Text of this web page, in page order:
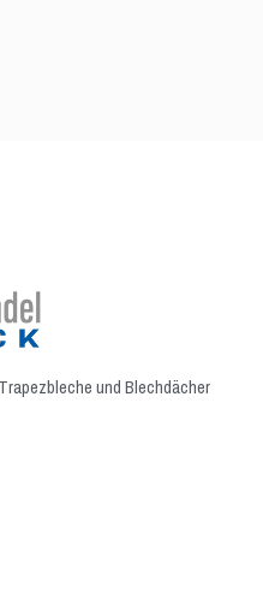
und Blechdächer